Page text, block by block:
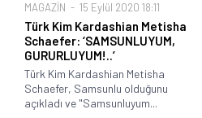
MAGAZİN 15 Eylül 2020 18:11
Türk Kim Kardashian Metisha
Schaefer: ‘SAMSUNLUYUM,
GURURLUYUM!..’
Türk Kim Kardashian Metisha
Schaefer, Samsunlu olduğunu
açıkladı ve "Samsunluyum...